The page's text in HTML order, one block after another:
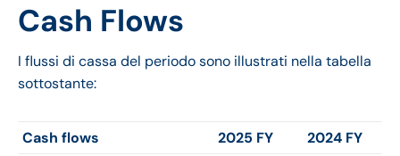
Cash Flows
I flussi di cassa del periodo sono illustrati nella tabella
sottostante:
Cash flows 2025 FY 2024 FY